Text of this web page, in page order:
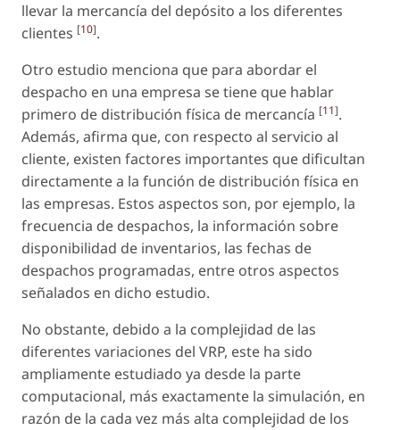
llevar la mercancía del depósito a los diferentes
clientes [10].
Otro estudio menciona que para abordar el
despacho en una empresa se tiene que hablar
primero de distribución física de mercancía [11].
Además, afirma que, con respecto al servicio al
cliente, existen factores importantes que dificultan
directamente a la función de distribución física en
las empresas. Estos aspectos son, por ejemplo, la
frecuencia de despachos, la información sobre
disponibilidad de inventarios, las fechas de
despachos programadas, entre otros aspectos
señalados en dicho estudio.
No obstante, debido a la complejidad de las
diferentes variaciones del VRP, este ha sido
ampliamente estudiado ya desde la parte
computacional, más exactamente la simulación, en
razón de la cada vez más alta complejidad de los